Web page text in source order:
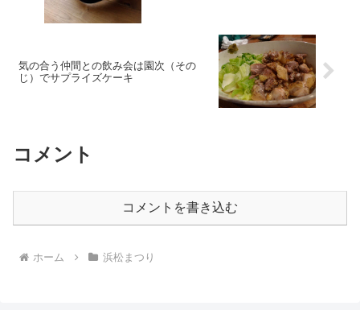
気の合う仲間との飲み会は園次（その
じ）でサプライズケーキ
コメント
コメントを書き込む
ホーム 浜松まつり